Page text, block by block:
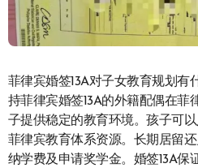
菲律宾婚签13A对子女教育规划有
持菲律宾婚签13A的外籍配偶在菲
子提供稳定的教育环境。孩子可
菲律宾教育体系资源。长期居留
纳学费及申请奖学金。婚签13A保